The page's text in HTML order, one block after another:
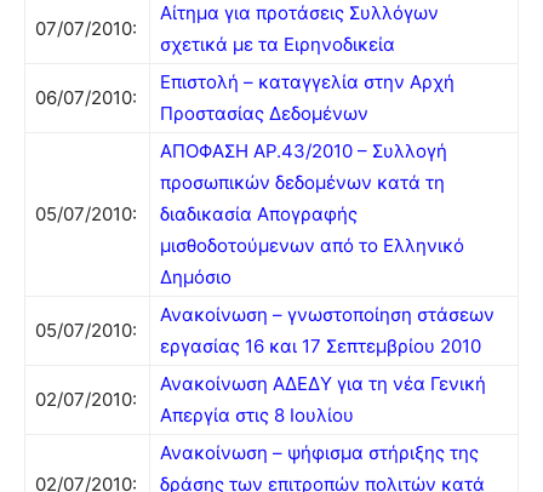
07/07/2010:
Αίτημα για προτάσεις Συλλόγων
σχετικά με τα Ειρηνοδικεία
06/07/2010:
Επιστολή – καταγγελία στην Αρχή
Προστασίας Δεδομένων
05/07/2010:
ΑΠΟΦΑΣΗ ΑΡ.43/2010 – Συλλογή
προσωπικών δεδομένων κατά τη
διαδικασία Απογραφής
μισθοδοτούμενων από το Ελληνικό
Δημόσιο
05/07/2010:
Ανακοίνωση – γνωστοποίηση στάσεων
εργασίας 16 και 17 Σεπτεμβρίου 2010
02/07/2010:
Ανακοίνωση ΑΔΕΔΥ για τη νέα Γενική
Απεργία στις 8 Ιουλίου
02/07/2010:
Ανακοίνωση – ψήφισμα στήριξης της
δράσης των επιτροπών πολιτών κατά